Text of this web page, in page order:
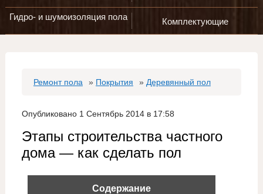
Гидро- и шумоизоляция пола Комплектующие
Ремонт пола » Покрытия » Деревянный пол
Опубликовано 1 Сентябрь 2014 в 17:58
Этапы строительства частного
дома — как сделать пол
Содержание